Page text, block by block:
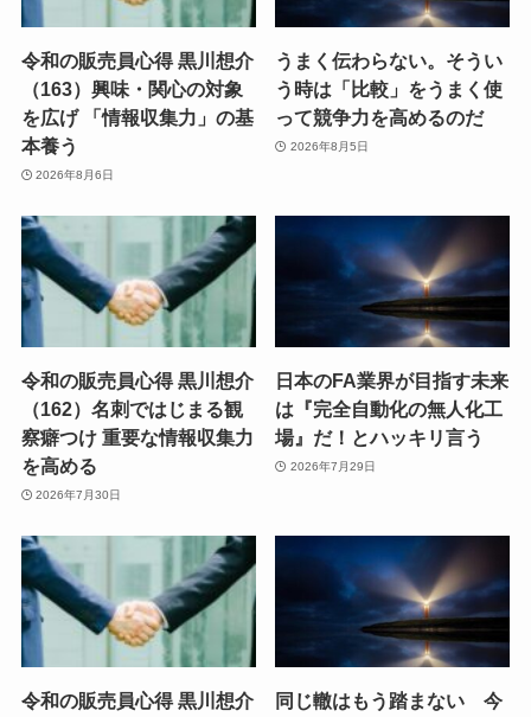
令和の販売員心得 黒川想介
（163）興味・関心の対象
を広げ 「情報収集力」の基
本養う
2026年8月6日
うまく伝わらない。そうい
う時は「比較」をうまく使
って競争力を高めるのだ
2026年8月5日
令和の販売員心得 黒川想介
（162）名刺ではじまる観
察癖つけ 重要な情報収集力
を高める
2026年7月30日
日本のFA業界が目指す未来
は『完全自動化の無人化工
場』だ！とハッキリ言う
2026年7月29日
令和の販売員心得 黒川想介
同じ轍はもう踏まない 今